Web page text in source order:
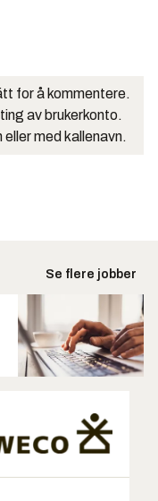
for å kommentere.
av brukerkonto.
med kallenavn.
Se flere jobber